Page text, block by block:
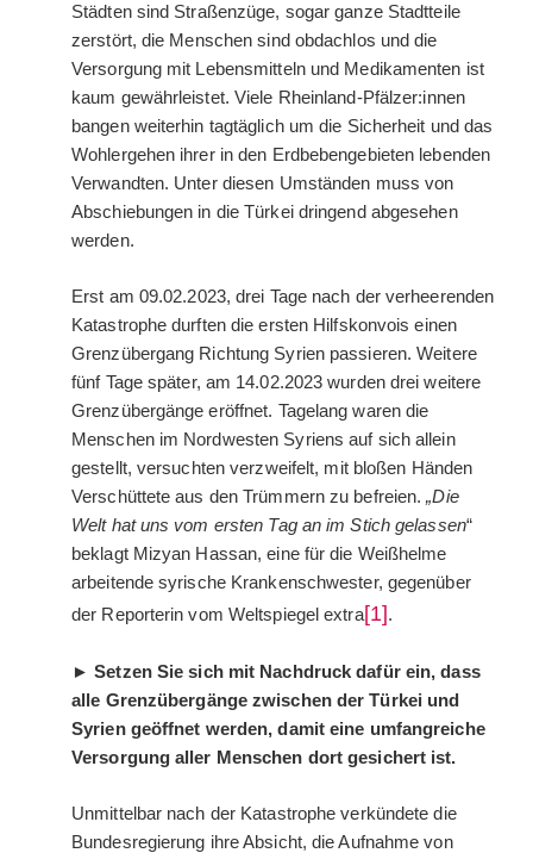
Städten sind Straßenzüge, sogar ganze Stadtteile
zerstört, die Menschen sind obdachlos und die
Versorgung mit Lebensmitteln und Medikamenten ist
kaum gewährleistet. Viele Rheinland-Pfälzer:innen
bangen weiterhin tagtäglich um die Sicherheit und das
Wohlergehen ihrer in den Erdbebengebieten lebenden
Verwandten. Unter diesen Umständen muss von
Abschiebungen in die Türkei dringend abgesehen
werden.
Erst am 09.02.2023, drei Tage nach der verheerenden
Katastrophe durften die ersten Hilfskonvois einen
Grenzübergang Richtung Syrien passieren. Weitere
fünf Tage später, am 14.02.2023 wurden drei weitere
Grenzübergänge eröffnet. Tagelang waren die
Menschen im Nordwesten Syriens auf sich allein
gestellt, versuchten verzweifelt, mit bloßen Händen
Verschüttete aus den Trümmern zu befreien.„Die
Welt hat uns vom ersten Tag an im Stich gelassen“
beklagt Mizyan Hassan, eine für die Weißhelme
arbeitende syrische Krankenschwester, gegenüber
der Reporterin vom Weltspiegel extra[1].
►Setzen Sie sich mit Nachdruck dafür ein, dass
alle Grenzübergänge zwischen der Türkei und
Syrien geöffnet werden, damit eine umfangreiche
Versorgung aller Menschen dort gesichert ist.
Unmittelbar nach der Katastrophe verkündete die
Bundesregierung ihre Absicht, die Aufnahme von